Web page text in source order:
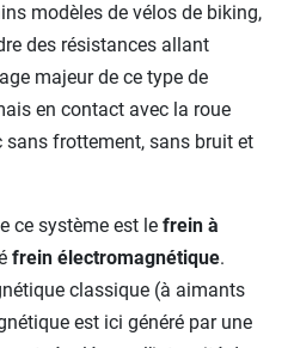
modèles de vélos de biking,
des résistances allant
majeur de ce type de
en contact avec la roue
sans frottement, sans bruit et
ce système est le frein à
frein électromagnétique.
classique (à aimants
est ici généré par une